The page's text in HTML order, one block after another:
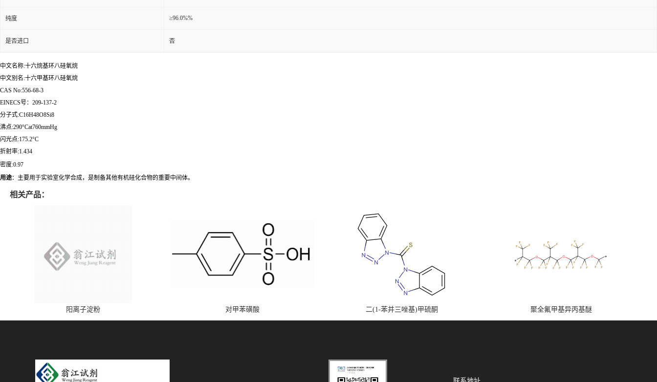
纯度 ≥96.0%%
是否进口 否
中文名称:十六烷基环八硅氧烷
中文别名:十六甲基环八硅氧烷
CAS No:556-68-3
EINECS号：209-137-2
分子式:C16H48O8Si8
沸点:290°Cat760mmHg
闪光点:175.2°C
折射率:1.434
密度:0.97
用途：主要用于实验室化学合成，是制备其他有机硅化合物的重要中间体。
相关产品：
阳离子淀粉 对甲苯磺酸 二(1-苯并三唑基)甲硫酮 聚全氟甲基异丙基醚